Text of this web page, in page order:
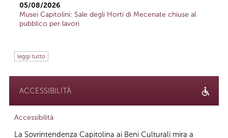
05/08/2026
Musei Capitolini: Sale degli Horti di Mecenate chiuse al
pubblico per lavori
leggi tutto
ACCESSIBILITÀ
Accessibilità
La Sovrintendenza Capitolina ai Beni Culturali mira a